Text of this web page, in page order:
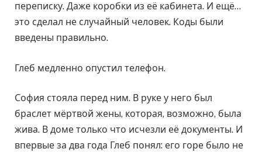
переписку. Даже коробки из её кабинета. И ещё…
это сделал не случайный человек. Коды были
введены правильно.
Глеб медленно опустил телефон.
София стояла перед ним. В руке у него был
браслет мёртвой жены, которая, возможно, была
жива. В доме только что исчезли её документы. И
впервые за два года Глеб понял: его горе было не